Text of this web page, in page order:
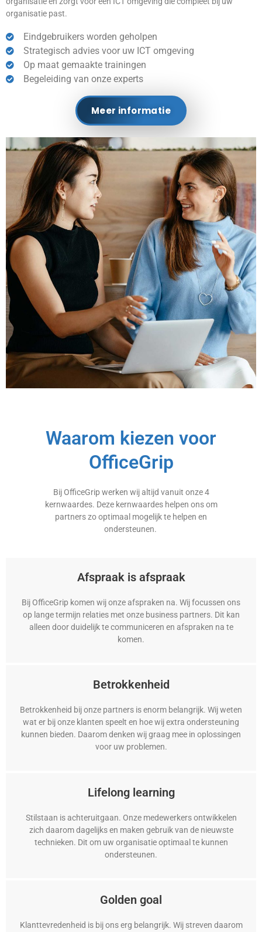
organisatie past.
Eindgebruikers worden geholpen
Strategisch advies voor uw ICT omgeving
Op maat gemaakte trainingen
Begeleiding van onze experts
Meer informatie
Waarom kiezen voor
OfficeGrip
Bij OfficeGrip werken wij altijd vanuit onze 4
kernwaardes. Deze kernwaardes helpen ons om
partners zo optimaal mogelijk te helpen en
ondersteunen.
Afspraak is afspraak
Bij OfficeGrip komen wij onze afspraken na. Wij focussen ons
op lange termijn relaties met onze business partners. Dit kan
alleen door duidelijk te communiceren en afspraken na te
komen.
Betrokkenheid
Betrokkenheid bij onze partners is enorm belangrijk. Wij weten
wat er bij onze klanten speelt en hoe wij extra ondersteuning
kunnen bieden. Daarom denken wij graag mee in oplossingen
voor uw problemen.
Lifelong learning
Stilstaan is achteruitgaan. Onze medewerkers ontwikkelen
zich daarom dagelijks en maken gebruik van de nieuwste
technieken. Dit om uw organisatie optimaal te kunnen
ondersteunen.
Golden goal
Klanttevredenheid is bij ons erg belangrijk. Wij streven daarom